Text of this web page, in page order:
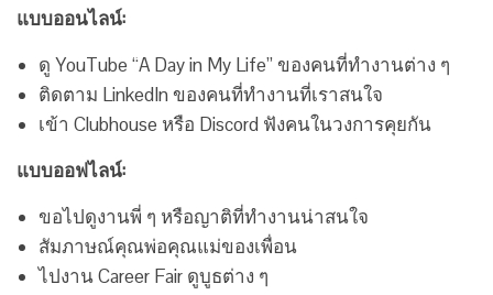
แบบออนไลน์:
ดู YouTube “A Day in My Life” ของคนที่ทำงานต่าง ๆ
ติดตาม LinkedIn ของคนที่ทำงานที่เราสนใจ
เข้า Clubhouse หรือ Discord ฟังคนในวงการคุยกัน
แบบออฟไลน์:
ขอไปดูงานพี่ ๆ หรือญาติที่ทำงานน่าสนใจ
สัมภาษณ์คุณพ่อคุณแม่ของเพื่อน
ไปงาน Career Fair ดูบูธต่าง ๆ